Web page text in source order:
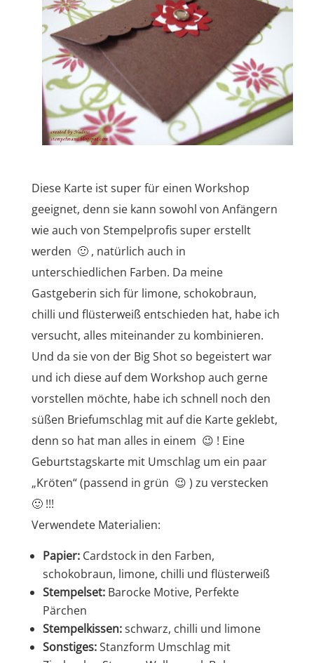
Diese Karte ist super für einen Workshop
geeignet, denn sie kann sowohl von Anfängern
wie auch von Stempelprofis super erstellt
werden 🙂 , natürlich auch in
unterschiedlichen Farben. Da meine
Gastgeberin sich für limone, schokobraun,
chilli und flüsterweiß entschieden hat, habe ich
versucht, alles miteinander zu kombinieren.
Und da sie von der Big Shot so begeistert war
und ich diese auf dem Workshop auch gerne
vorstellen möchte, habe ich schnell noch den
süßen Briefumschlag mit auf die Karte geklebt,
denn so hat man alles in einem 😉 ! Eine
Geburtstagskarte mit Umschlag um ein paar
„Kröten“ (passend in grün 😉 ) zu verstecken
🙂 !!!
Verwendete Materialien:
Papier:Cardstock in den Farben,
schokobraun, limone, chilli und flüsterweiß
Stempelset:Barocke Motive, Perfekte
Pärchen
Stempelkissen:schwarz, chilli und limone
Sonstiges:Stanzform Umschlag mit